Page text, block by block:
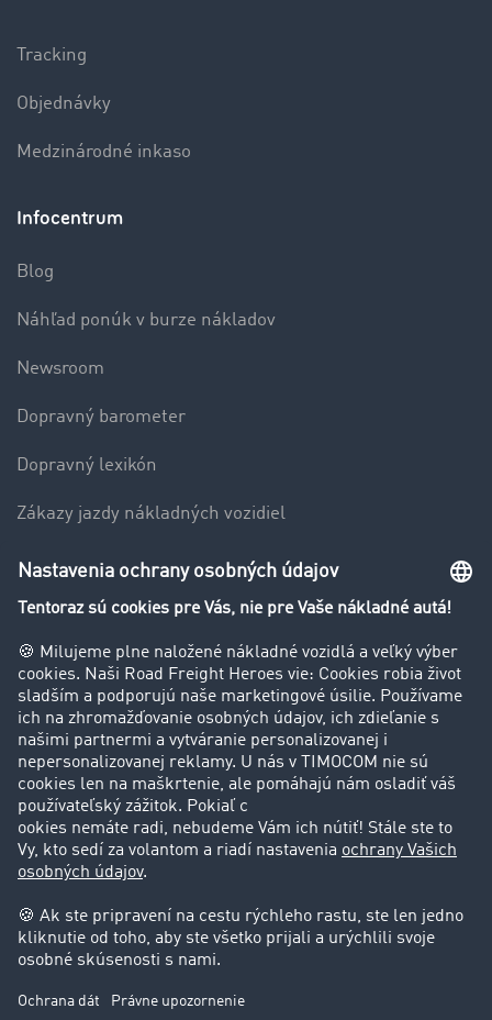
Tracking
Objednávky
Medzinárodné inkaso
Infocentrum
Blog
Náhľad ponúk v burze nákladov
Newsroom
Dopravný barometer
Dopravný lexikón
Zákazy jazdy nákladných vozidiel
Firma
Príbehy zákazníkov
Zákazníci získavajú zákazníkov
Podpora
Kontakt
Právne informácie
Impressum
VOP